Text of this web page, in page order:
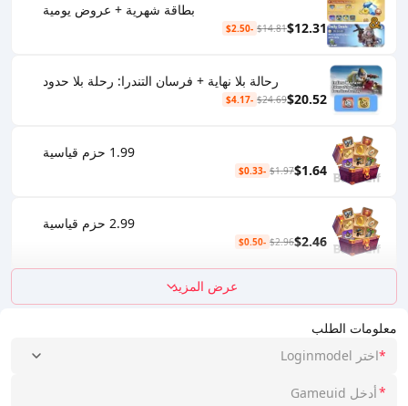
معلومات الطلب
*اختر Loginmodel
*
بطاقة شهرية + عروض يومية
$12.31
$14.81
-$2.50
رحالة بلا نهاية + فرسان التندرا: رحلة بلا حدود
$20.52
$24.69
-$4.17
1.99 حزم قياسية
$1.64
$1.97
-$0.33
2.99 حزم قياسية
$2.46
$2.96
-$0.50
عرض المزيد